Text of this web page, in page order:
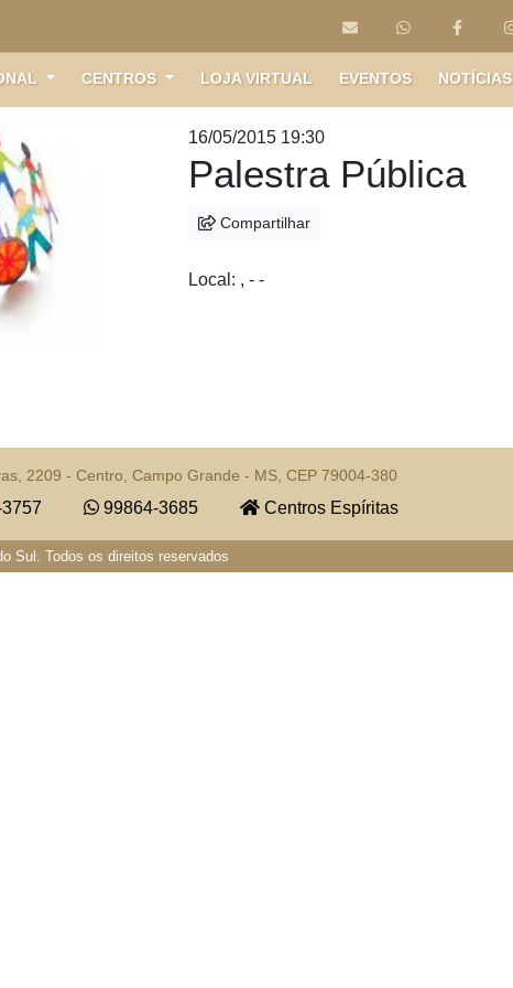
CENTROS LOJA VIRTUAL EVENTOS NOTÍCIAS
16/05/2015 19:30
Palestra Pública
Compartilhar
Local: , - -
2209 - Centro, Campo Grande - MS, CEP 79004-380
99864-3685 Centros Espíritas
Sul. Todos os direitos reservados